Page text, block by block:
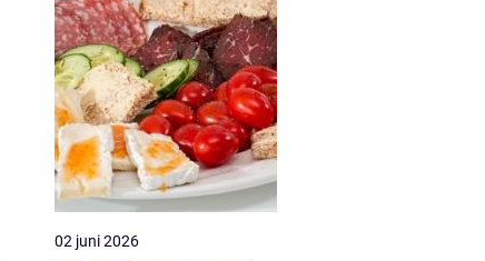
02 juni 2026